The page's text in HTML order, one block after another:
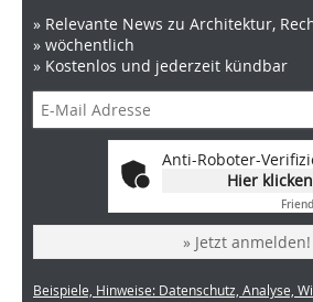
» Relevante News zu Architektur,
» wöchentlich
» Kostenlos und jederzeit kündbar
Anti-Roboter-
Hier klicken
» Jetzt anmelden!
Beispiele, Hinweise: Datenschutz, Analyse,